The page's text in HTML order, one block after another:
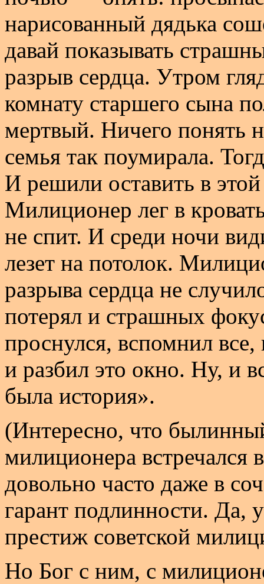
нарисованный дядька
давай показывать
разрыв сердца. Утром
комнату старшего сына
мертвый. Ничего понять
семья так поумирала.
И решили оставить в
Милиционер лег в
не спит. И среди ночи
лезет на потолок.
разрыва сердца не
потерял и страшных
проснулся, вспомнил
и разбил это окно. Ну, и
была история».
(Интересно, что
милиционера встречался
довольно часто даже в
гарант подлинности. Да,
престиж советской
Но Бог с ним, с